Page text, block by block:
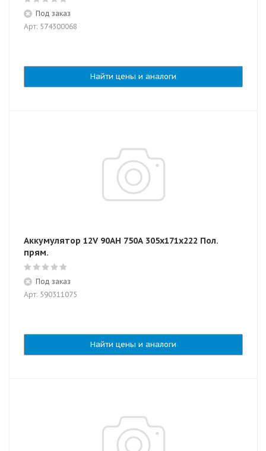
Под заказ
Арт: 574300068
Найти цены и аналоги
Аккумулятор 12V 90AH 750A 305x171x222 Пол.
прям.
Под заказ
Арт: 590311075
Найти цены и аналоги